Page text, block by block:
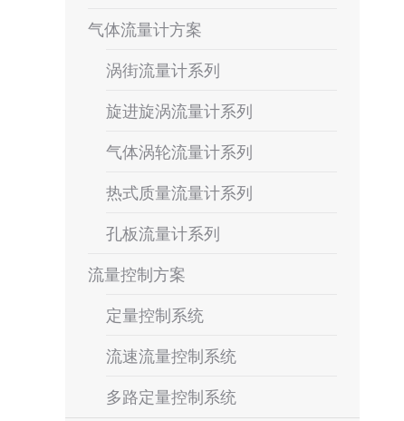
气体流量计方案
涡街流量计系列
旋进旋涡流量计系列
气体涡轮流量计系列
热式质量流量计系列
孔板流量计系列
流量控制方案
定量控制系统
流速流量控制系统
多路定量控制系统